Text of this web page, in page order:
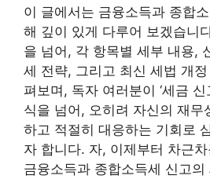
이 글에서는 금융소득과 종합
해 깊이 있게 다루어 보겠습니
을 넘어, 각 항목별 세부 내용,
세 전략, 그리고 최신 세법 개
펴보며, 독자 여러분이 ‘세금 신
식을 넘어, 오히려 자신의 재무
하고 적절히 대응하는 기회로
자 합니다. 자, 이제부터 차근
금융소득과 종합소득세 신고